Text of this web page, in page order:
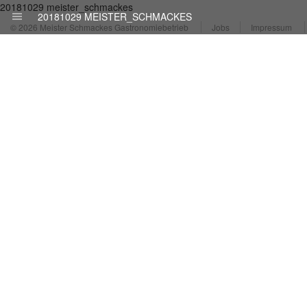
20181029 MEISTER_SCHMACKES
20181029 meister_schmackes
© 2026 Meister Schmackes Gastronomiebetrieb Jobs Impressum